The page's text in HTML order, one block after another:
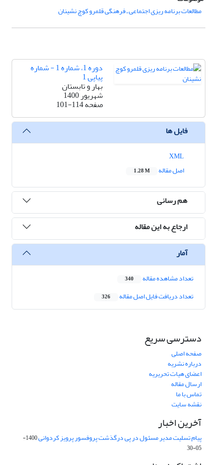
مطالعات برنامه ریزی اجتماعی ـ فرهنگی قلمرو کوچ نشینان
دوره 1، شماره 1 - شماره
پیاپی 1
بهار و تابستان
شهریور 1400
صفحه101-114
فایل ها
اصل مقاله
1.28 M
هم رسانی
ارجاع به این مقاله
آمار
تعداد مشاهده مقاله 340
تعداد دریافت فایل اصل مقاله 326
دسترسی سریع
صفحه اصلی
درباره نشریه
اعضای هیات تحریریه
ارسال مقاله
تماس با ما
نقشه سایت
آخرین اخبار
پیام تسلیت مدیر مسئول در پی درگذشت پروفسور پرویز کردوانی
1400-
05-30